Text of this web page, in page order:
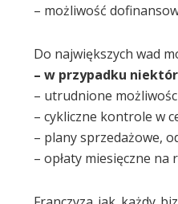
– możliwość
Do największych wad
– w przypadku
– utrudnione
– cykliczne kontrole w
– plany sprzedażowe,
– opłaty miesięczne na